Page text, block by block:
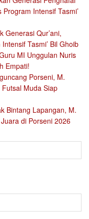
Intensif Tasmi’
Generasi Qur’ani,
Tasmi’ Bil Ghoib
MI Unggulan Nuris
Empati!
Porseni, M.
Muda Siap
Bintang Lapangan, M.
di Porseni 2026